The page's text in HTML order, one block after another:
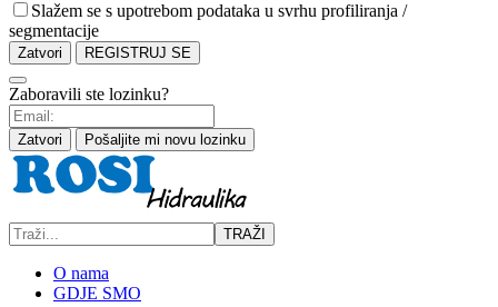
Slažem se s upotrebom podataka u svrhu profiliranja /
segmentacije
Zatvori REGISTRUJ SE
Zaboravili ste lozinku?
Zatvori Pošaljite mi novu lozinku
TRAŽI
O nama
GDJE SMO